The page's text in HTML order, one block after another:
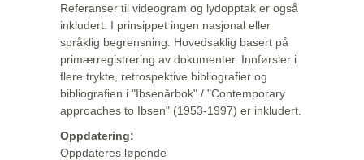
Referanser til videogram og lydopptak er også
inkludert. I prinsippet ingen nasjonal eller
språklig begrensning. Hovedsaklig basert på
primærregistrering av dokumenter. Innførsler i
flere trykte, retrospektive bibliografier og
bibliografien i "Ibsenårbok" / "Contemporary
approaches to Ibsen" (1953-1997) er inkludert.
Oppdatering:
Oppdateres løpende